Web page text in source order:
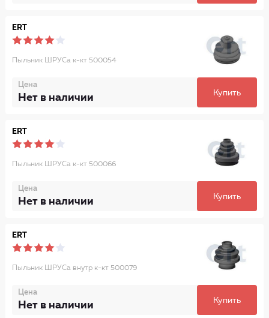
ERT
Пыльник ШРУСа к-кт 500054
Цена
Нет в наличии Купить
ERT
Пыльник ШРУСа к-кт 500066
Цена
Нет в наличии Купить
ERT
Пыльник ШРУСа внутр к-кт 500079
Цена
Нет в наличии Купить